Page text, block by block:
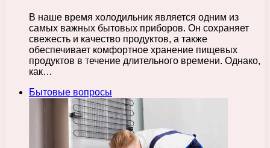
В наше время холодильник является одним из
самых важных бытовых приборов. Он сохраняет
свежесть и качество продуктов, а также
обеспечивает комфортное хранение пищевых
продуктов в течение длительного времени. Однако,
как…
Бытовые вопросы